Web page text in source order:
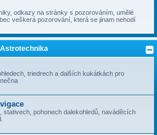
odkazy na stránky s pozorováním, umělé
veškerá pozorování, která se jinam nehodí
Astrotechnika
triedrech a dalších kukátkách pro
stativech, pohonech dalekohledů, naváděcích